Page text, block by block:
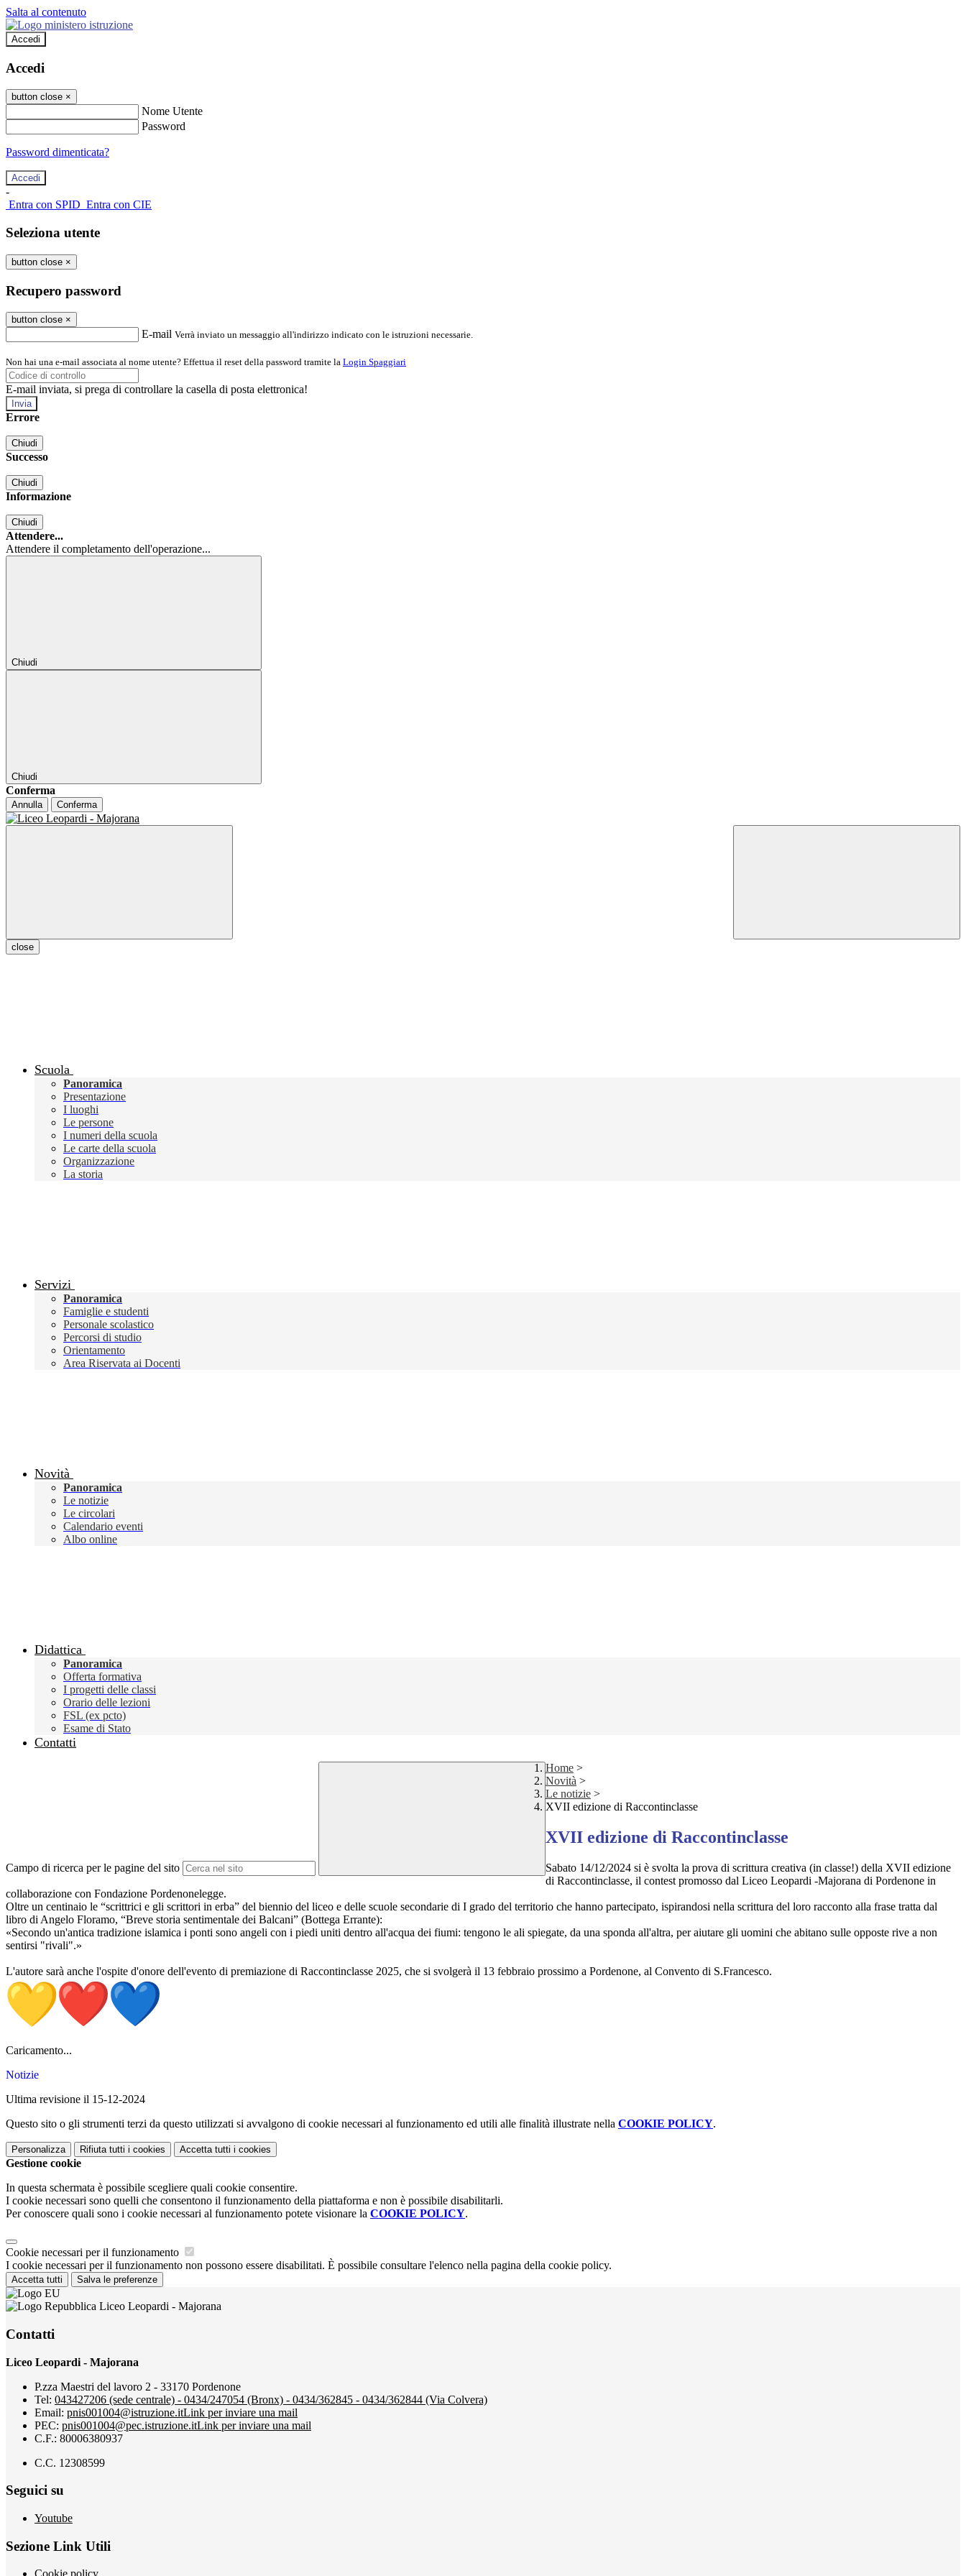
Salta al contenuto
Accedi
Accedi
button close ×
Nome Utente
Password
Password dimenticata?
-
Entra con SPID Entra con CIE
Seleziona utente
button close ×
Recupero password
button close ×
E-mail Verrà inviato un messaggio all'indirizzo indicato con le istruzioni necessarie.
Non hai una e-mail associata al nome utente? Effettua il reset della password tramite la Login Spaggiari
E-mail inviata, si prega di controllare la casella di posta elettronica!
Errore
Chiudi
Successo
Chiudi
Informazione
Chiudi
Attendere...
Attendere il completamento dell'operazione...
Chiudi
Chiudi
Conferma
Annulla Conferma
close
Scuola
Panoramica
Presentazione
I luoghi
Le persone
I numeri della scuola
Le carte della scuola
Organizzazione
La storia
Servizi
Panoramica
Famiglie e studenti
Personale scolastico
Percorsi di studio
Orientamento
Area Riservata ai Docenti
Novità
Panoramica
Le notizie
Le circolari
Calendario eventi
Albo online
Didattica
Panoramica
Offerta formativa
I progetti delle classi
Orario delle lezioni
FSL (ex pcto)
Esame di Stato
Contatti
Campo di ricerca per le pagine del sito
Home >
Novità >
Le notizie >
XVII edizione di Raccontinclasse
XVII edizione di Raccontinclasse
Sabato 14/12/2024 si è svolta la prova di scrittura creativa (in classe!) della XVII edizione
di Raccontinclasse, il contest promosso dal Liceo Leopardi -Majorana di Pordenone in
collaborazione con Fondazione Pordenonelegge.
Oltre un centinaio le “scrittrici e gli scrittori in erba” del biennio del liceo e delle scuole secondarie di I grado del territorio che hanno partecipato, ispirandosi nella scrittura del loro racconto alla frase tratta dal
libro di Angelo Floramo, “Breve storia sentimentale dei Balcani” (Bottega Errante):
«Secondo un'antica tradizione islamica i ponti sono angeli con i piedi uniti dentro all'acqua dei fiumi: tengono le ali spiegate, da una sponda all'altra, per aiutare gli uomini che abitano sulle opposte rive a non
sentirsi "rivali".»
L'autore sarà anche l'ospite d'onore dell'evento di premiazione di Raccontinclasse 2025, che si svolgerà il 13 febbraio prossimo a Pordenone, al Convento di S.Francesco.
Caricamento...
Notizie
Ultima revisione il 15-12-2024
Questo sito o gli strumenti terzi da questo utilizzati si avvalgono di cookie necessari al funzionamento ed utili alle finalità illustrate nella COOKIE POLICY.
Personalizza Rifiuta tutti i cookies Accetta tutti i cookies
Gestione cookie
In questa schermata è possibile scegliere quali cookie consentire.
I cookie necessari sono quelli che consentono il funzionamento della piattaforma e non è possibile disabilitarli.
Per conoscere quali sono i cookie necessari al funzionamento potete visionare la COOKIE POLICY.
Cookie necessari per il funzionamento
I cookie necessari per il funzionamento non possono essere disabilitati. È possibile consultare l'elenco nella pagina della cookie policy.
Accetta tutti Salva le preferenze
Liceo Leopardi - Majorana
Contatti
Liceo Leopardi - Majorana
P.zza Maestri del lavoro 2 - 33170 Pordenone
Tel: 043427206 (sede centrale) - 0434/247054 (Bronx) - 0434/362845 - 0434/362844 (Via Colvera)
Email: pnis001004@istruzione.itLink per inviare una mail
PEC: pnis001004@pec.istruzione.itLink per inviare una mail
C.F.: 80006380937
C.C. 12308599
Seguici su
Youtube
Sezione Link Utili